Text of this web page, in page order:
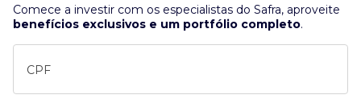
Comece a investir com os especialistas do Safra, aproveite
benefícios exclusivos e um portfólio completo.
CPF